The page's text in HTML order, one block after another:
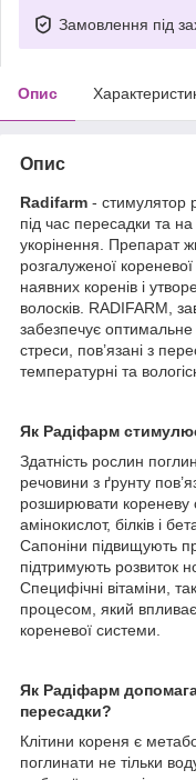
Замовлення під
Опис
Опис
Radifarm - стимулятор
під час пересадки та
укорінення. Препарат
розгалуженої
наявних коренів і
волосків. RADIFARM,
забезпечує
стреси, пов’язані з
температурні та
Як Радіфарм
Здатність рослин
речовини з ґрунту
розширювати кореневу
амінокислот, білків і
Сапоніни підвищують
підтримують розвиток
Специфічні вітаміни,
процесом, який
кореневої системи.
Як Радіфарм
пересадки?
Клітини кореня є
поглинати не тільки